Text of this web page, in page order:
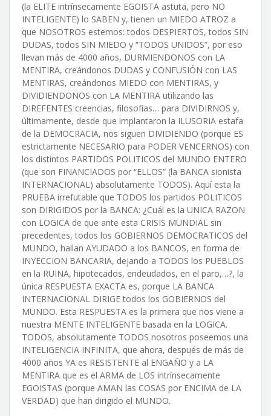
(la ELITE intrínsecamente EGOISTA astuta, pero NO
INTELIGENTE) lo SABEN y, tienen un MIEDO ATROZ a
que NOSOTROS estemos: todos DESPIERTOS, todos SIN
DUDAS, todos SIN MIEDO y “TODOS UNIDOS”, por eso
llevan más de 4000 años, DURMIENDONOS con LA
MENTIRA, creándonos DUDAS y CONFUSIÓN con LAS
MENTIRAS, creándonos MIEDO con MENTIRAS, y
DIVIDIENDONOS con LA MENTIRA utilizando las
DIREFENTES creencias, filosofías… para DIVIDIRNOS y,
últimamente, desde que implantaron la ILUSORIA estafa
de la DEMOCRACIA, nos siguen DIVIDIENDO (porque ES
estrictamente NECESARIO para PODER VENCERNOS) con
los distintos PARTIDOS POLITICOS del MUNDO ENTERO
(que son FINANCIADOS por “ELLOS” (la BANCA sionista
INTERNACIONAL) absolutamente TODOS). Aquí esta la
PRUEBA irrefutable que TODOS los partidos POLITICOS
son DIRIGIDOS por la BANCA: ¿Cuál es la UNICA RAZON
con LOGICA de que ante esta CRISIS MUNDIAL sin
precedentes, todos los GOBIERNOS DEMOCRATICOS del
MUNDO, hallan AYUDADO a los BANCOS, en forma de
INYECCION BANCARIA, dejando a TODOS los PUEBLOS
en la RUINA, hipotecados, endeudados, en el paro,…?, la
única RESPUESTA EXACTA es, porque LA BANCA
INTERNACIONAL DIRIGE todos los GOBIERNOS del
MUNDO. Esta RESPUESTA es la primera que nos viene a
nuestra MENTE INTELIGENTE basada en la LOGICA.
TODOS, absolutamente TODOS nosotros poseemos una
INTELIGENCIA INFINITA, que ahora, después de más de
4000 años YA es RESISTENTE al ENGAÑO y a LA
MENTIRA que es el ARMA de LOS intrínsecamente
EGOISTAS (porque AMAN las COSAS por ENCIMA de LA
VERDAD) que han dirigido el MUNDO.